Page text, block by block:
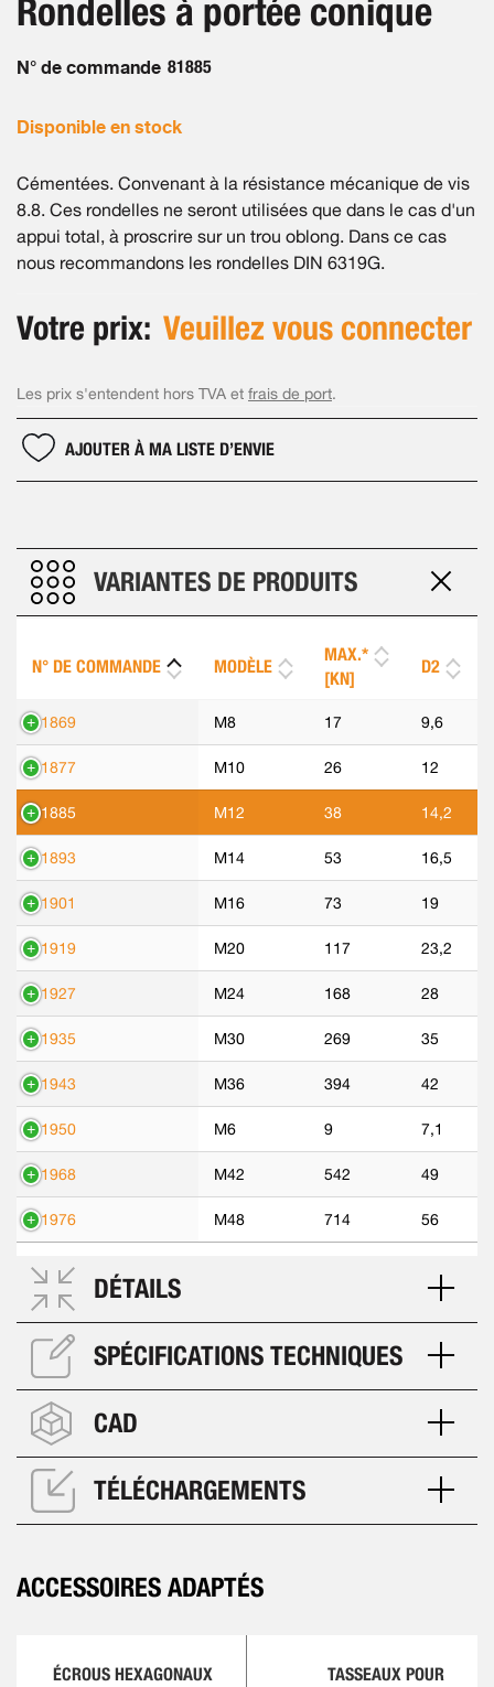
gallery
of
images
Rondelles à portée conique
N° de commande 81885
Disponible en stock
Cémentées. Convenant à la résistance mécanique de vis
8.8. Ces rondelles ne seront utilisées que dans le cas d'un
appui total, à proscrire sur un trou oblong. Dans ce cas
nous recommandons les rondelles DIN 6319G.
Votre prix: Veuillez vous connecter
Les prix s'entendent hors TVA et frais de port.
AJOUTER À MA LISTE D’ENVIE
VARIANTES DE PRODUITS
N° DE COMMANDE MODÈLE
MAX.*
[KN]
D2
81869 M8 17 9,6
81877 M10 26 12
81885 M12 38 14,2
81893 M14 53 16,5
81901 M16 73 19
81919 M20 117 23,2
81927 M24 168 28
81935 M30 269 35
81943 M36 394 42
81950 M6 9 7,1
81968 M42 542 49
81976 M48 714 56
DÉTAILS
SPÉCIFICATIONS TECHNIQUES
CAD
TÉLÉCHARGEMENTS
ACCESSOIRES ADAPTÉS
ÉCROUS HEXAGONAUX
TASSEAUX POUR